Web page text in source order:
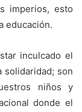
imperios, esto
educación.
inculcado el
solidaridad; son
niños y
donde el